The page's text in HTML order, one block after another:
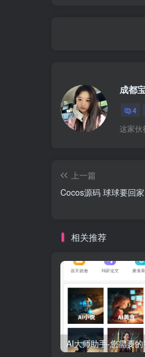
成都
4
这家伙
上一篇
Cocos源码 球球要回
相关推荐
AI大师助手-您需要